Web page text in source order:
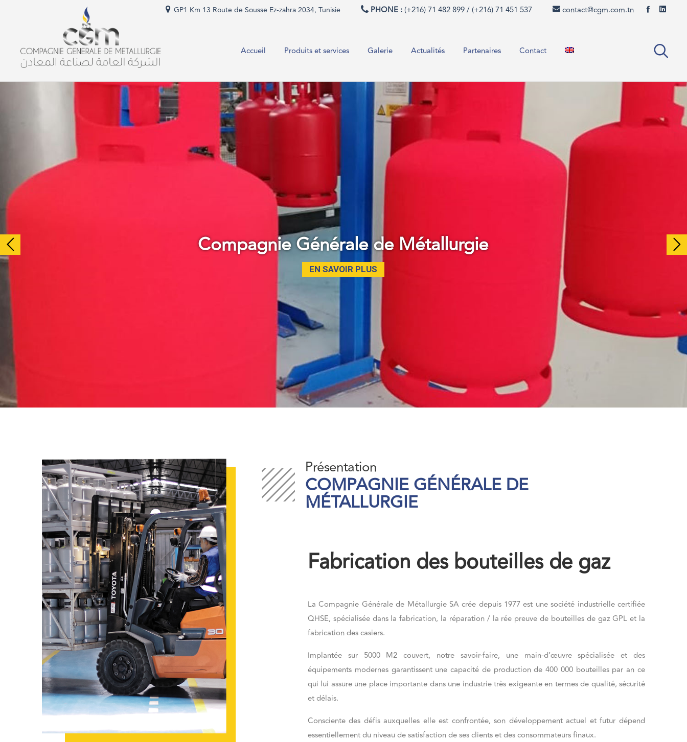
GP1 Km 13 Route de Sousse Ez-zahra 2034, Tunisie PHONE :(+216) 71 482 899 / (+216) 71 451 537 contact@cgm.com.tn
Accueil Produits et services Galerie Actualités Partenaires Contact
Présentation
COMPAGNIE GÉNÉRALE DE
MÉTALLURGIE
Fabrication des bouteilles de gaz
La Compagnie Générale de Métallurgie SA crée depuis 1977 est une société industrielle certifiée
QHSE, spécialisée dans la fabrication, la réparation / la rée preuve de bouteilles de gaz GPL et la
fabrication des casiers.
Implantée sur 5000 M2 couvert, notre savoir-faire, une main-d’œuvre spécialisée et des
équipements modernes garantissent une capacité de production de 400 000 bouteilles par an ce
qui lui assure une place importante dans une industrie très exigeante en termes de qualité, sécurité
et délais.
Consciente des défis auxquelles elle est confrontée, son développement actuel et futur dépend
essentiellement du niveau de satisfaction de ses clients et des consommateurs finaux.